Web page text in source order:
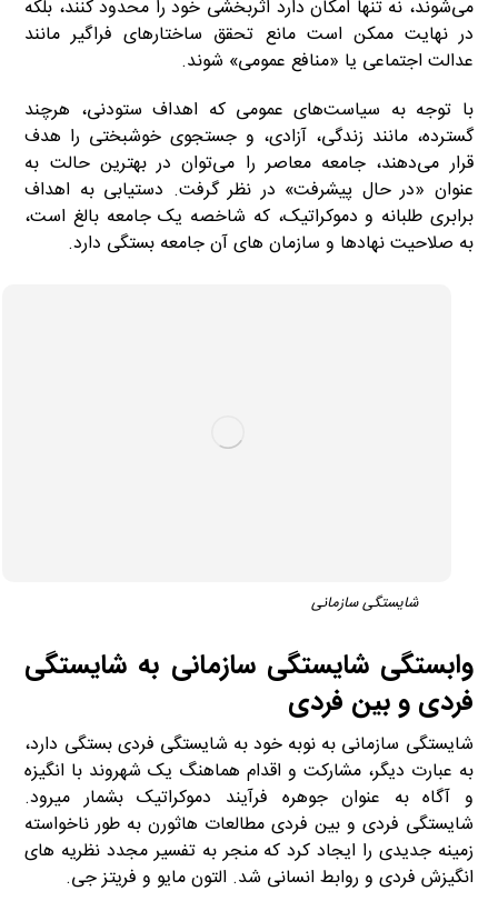
می‌شوند، نه تنها امکان دارد اثربخشی خود را محدود کنند، بلکه
در نهایت ممکن است مانع تحقق ساختارهای فراگیر مانند
عدالت اجتماعی یا «منافع عمومی» شوند.
با توجه به سیاست‌های عمومی که اهداف ستودنی، هرچند
گسترده، مانند زندگی، آزادی، و جستجوی خوشبختی را هدف
قرار می‌دهند، جامعه معاصر را می‌توان در بهترین حالت به
عنوان «در حال پیشرفت» در نظر گرفت. دستیابی به اهداف
برابری طلبانه و دموکراتیک، که شاخصه یک جامعه بالغ است،
به صلاحیت نهادها و سازمان های آن جامعه بستگی دارد.
شایستگی سازمانی
وابستگی شایستگی سازمانی به شایستگی
فردی و بین فردی
شایستگی سازمانی به نوبه خود به شایستگی فردی بستگی دارد،
به عبارت دیگر، مشارکت و اقدام هماهنگ یک شهروند با انگیزه
و آگاه به عنوان جوهره فرآیند دموکراتیک بشمار میرود.
شایستگی فردی و بین فردی مطالعات هاثورن به طور ناخواسته
زمینه جدیدی را ایجاد کرد که منجر به تفسیر مجدد نظریه های
انگیزش فردی و روابط انسانی شد. التون مایو و فریتز جی.